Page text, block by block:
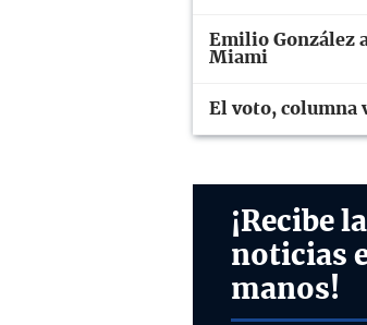
Emilio González
Miami
El voto, columna
¡Recibe
noticias
manos!